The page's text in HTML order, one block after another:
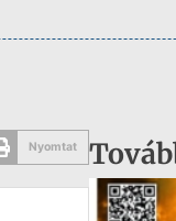
Nyomtat